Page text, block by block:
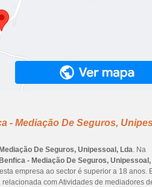
- Mediação De Seguros,
De Seguros, Unipessoal, Lda. Na
- Mediação De Seguros, Unipessoal,
empresa ao sector é superior a 18 anos.
com Atividades de mediadores